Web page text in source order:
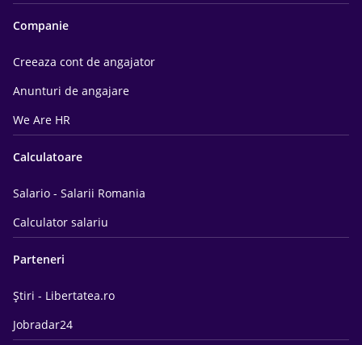
Companie
Creeaza cont de angajator
Anunturi de angajare
We Are HR
Calculatoare
Salario - Salarii Romania
Calculator salariu
Parteneri
Știri - Libertatea.ro
Jobradar24